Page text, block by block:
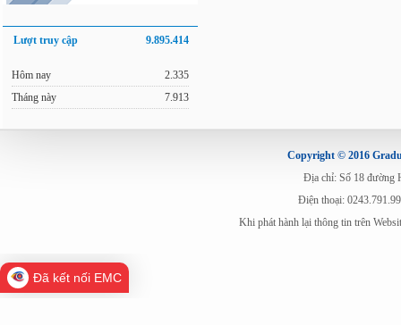
Lượt truy cập 9.895.414
Hôm nay
Tháng này
2.335
7.913
Copyright © 2016
Địa chỉ: Số 18 đường
Điện thoại:
Khi phát hành lại thông tin trên
Đã kết nối EMC